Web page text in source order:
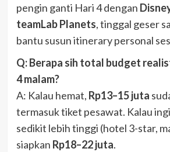
pengin ganti Hari 4 dengan
teamLab Planets, tinggal geser
bantu susun itinerary personal
Q: Berapa sih total budget
4 malam?
A: Kalau hemat, Rp13–15 juta
termasuk tiket pesawat. Kalau
sedikit lebih tinggi (hotel 3-star,
siapkan Rp18–22 juta.